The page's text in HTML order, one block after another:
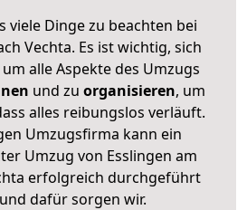
viele Dinge zu beachten bei
Vechta. Es ist wichtig, sich
alle Aspekte des Umzugs
und zu organisieren, um
alles reibungslos verläuft.
Umzugsfirma kann ein
Umzug von Esslingen am
erfolgreich durchgeführt
dafür sorgen wir.